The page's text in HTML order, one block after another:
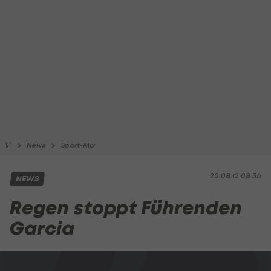
News Sport-Mix
20.08.12 08:36
NEWS
Regen stoppt Führenden
Garcia